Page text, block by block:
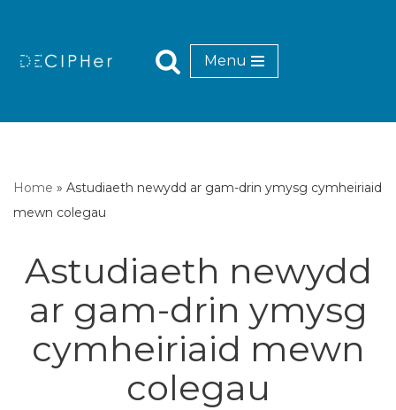
Menu
Home » Astudiaeth newydd ar gam-drin ymysg cymheiriaid
mewn colegau
Astudiaeth newydd
ar gam-drin ymysg
cymheiriaid mewn
colegau